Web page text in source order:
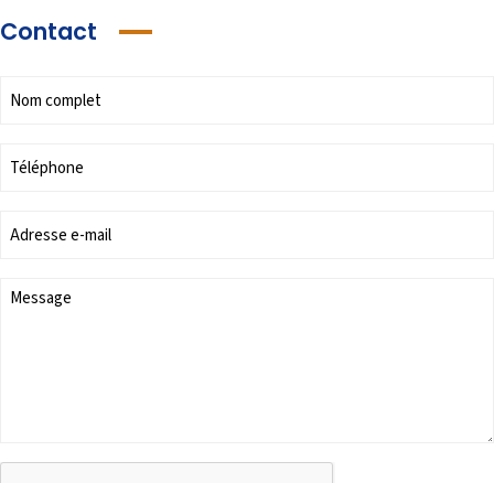
Contact